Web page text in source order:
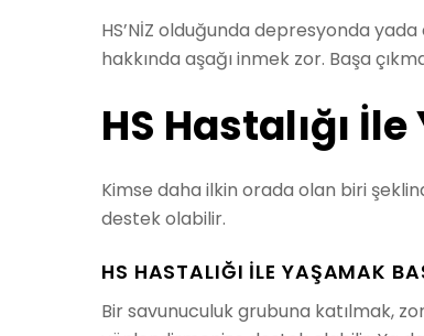
HS’NİZ olduğunda depresyonda
hakkında aşağı inmek zor. Başa
HS Hastalığı
Kimse daha ilkin orada olan biri
destek olabilir.
HS HASTALIĞI İLE YAŞAMAK
Bir savunuculuk grubuna katılmak,